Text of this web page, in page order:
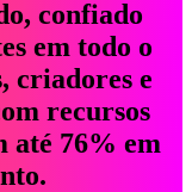
confiado
em todo o
criadores e
recursos
até 76% em